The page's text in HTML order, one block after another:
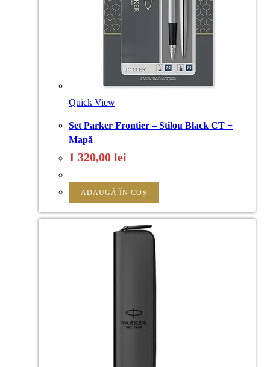
Quick View
Set Parker Frontier – Stilou Black CT +
Mapă
1 320,00 lei
ADAUGĂ ÎN COȘ